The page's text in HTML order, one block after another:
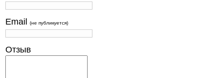
Email (не публикуется)
Отзыв